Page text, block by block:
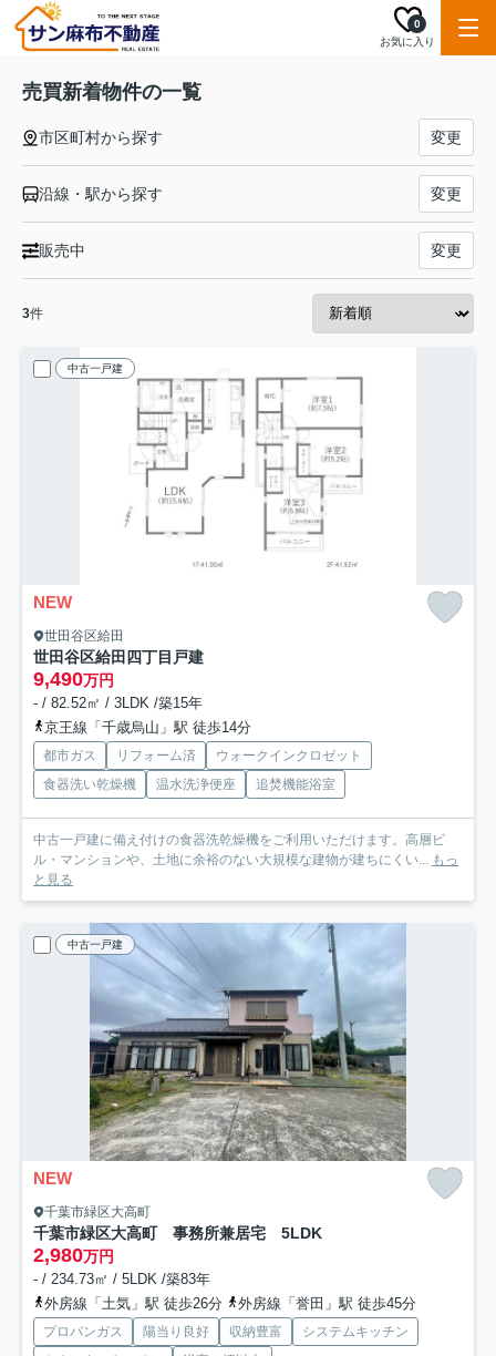
お気に入り
0
売買新着物件の一覧
市区町村から探す 変更
沿線・駅から探す 変更
販売中 変更
3件
中古一戸建
NEW
世田谷区給田
世田谷区給田四丁目戸建
9,490万円
- / 82.52㎡ / 3LDK /築15年
京王線「千歳烏山」駅 徒歩14分
都市ガス リフォーム済
ウォークインクロゼット
食器洗い乾燥機
温水洗浄便座 追焚機能浴室
中古一戸建に備え付けの食器洗乾燥機をご利用いただけます。高層ビ
ル・マンションや、土地に余裕のない大規模な建物が建ちにくい... もっ
と見る
中古一戸建
NEW
千葉市緑区大高町
千葉市緑区大高町 事務所兼居宅 5LDK
2,980万円
- / 234.73㎡ / 5LDK /築83年
外房線「土気」駅 徒歩26分
外房線「誉田」駅 徒歩45分
プロパンガス 陽当り良好 収納豊富
システムキッチン